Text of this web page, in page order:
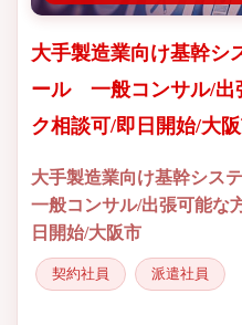
大手製造業向け基幹シ
ール 一般コンサル/出
ク相談可/即日開始/大
大手製造業向け基幹シス
一般コンサル/出張可能な
日開始/大阪市
契約社員
派遣社員